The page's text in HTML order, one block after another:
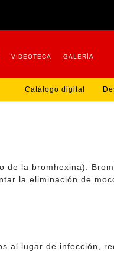
VIDEOTECA GALERÍA
Catálogo digital
de la bromhexina).
la eliminación de
al lugar de infección,